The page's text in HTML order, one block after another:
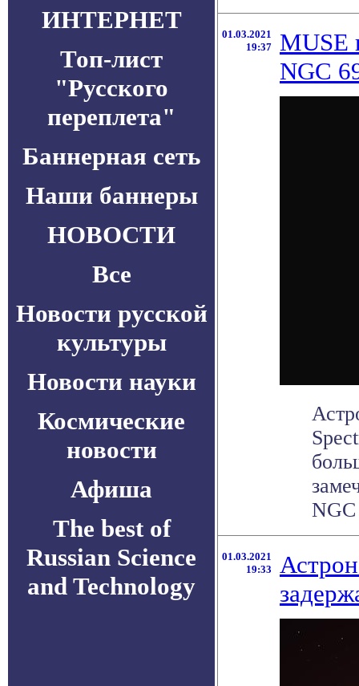
ИНТЕРНЕТ
Топ-лист
"Русского
переплета"
Баннерная сеть
Наши баннеры
НОВОСТИ
Все
Новости русской
культуры
Новости науки
Космические
новости
Афиша
The best of
Russian Science
and Technology
01.03.2021
19:37
MUSE
NGC
01.03.2021
19:33